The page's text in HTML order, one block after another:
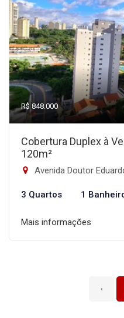
R$ 848.000
Cobertura Duplex à
120m²
Avenida Doutor Eduardo
3 Quartos 1
Mais informações
‹